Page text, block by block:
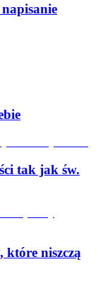
tak jak św.
które niszczą